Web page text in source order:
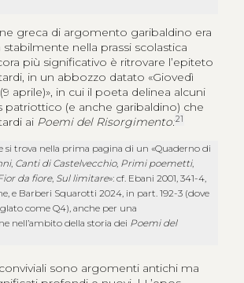
greca di argomento garibaldino era
nella prassi scolastica
più significativo è ritrovare l’epiteto
in un abbozzo datato «Giovedì
aprile)», in cui il poeta delinea alcuni
patriottico (e anche garibaldino) che
ai Poemi del Risorgimento:21
si trova nella prima pagina di un «Quaderno di
, Canti di Castelvecchio, Primi poemetti,
da fiore, Sul limitare»: cf. Ebani 2001, 341-4,
e Barberi Squarotti 2024, in part. 192-3 (dove
come Q4), anche per una
nell’ambito della storia dei Poemi del
sono argomenti antichi ma